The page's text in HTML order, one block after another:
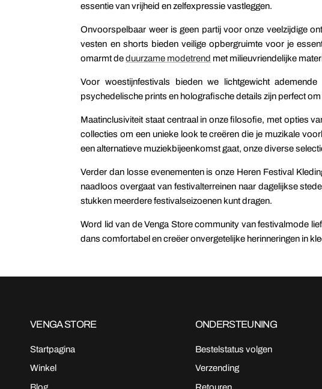
essentie van vrijheid en zelfexpressie vastleggen.
Onvoorspelbaar weer is geen partij voor onze veelzijdige
vesten en shorts bieden veilige opbergruimte voor je
omarmt deduurzame modetrend met milieuvriendelijke
Voor woestijnfestivals bieden we lichtgewicht
psychedelische prints en holografische details zijn perfect
Maatinclusiviteit staat centraal in onze filosofie, met opties
collecties om een unieke look te creëren die je muzikale
een alternatieve muziekbijeenkomst gaat, onze diverse
Verder dan losse evenementen is onze Heren Festival
naadloos overgaat van festivalterreinen naar dagelijkse
stukken meerdere festivalseizoenen kunt dragen.
Word lid van de Venga Store community van festivalmode
dans comfortabel en creëer onvergetelijke herinneringen in
VENGA STORE
Startpagina
Winkel
ONDERSTEUNING
Bestelstatus volgen
Verzending